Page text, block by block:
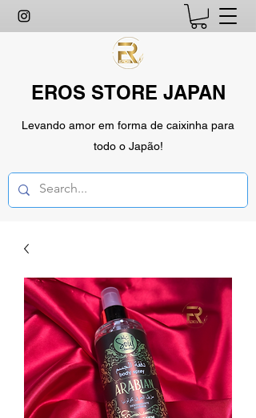
EROS STORE JAPAN
Levando amor em forma de caixinha para
todo o Japão!